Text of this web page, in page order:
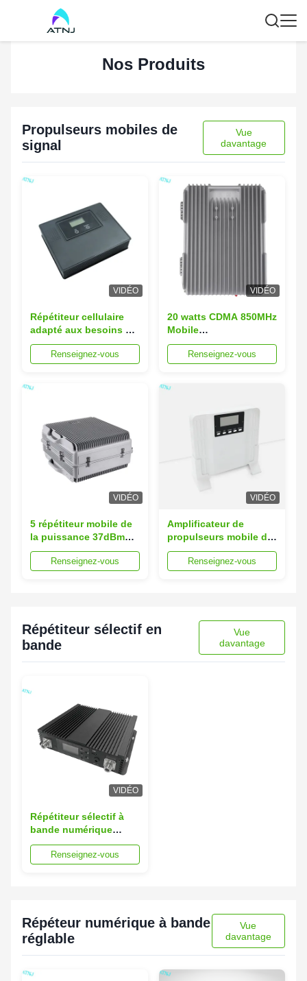
Nos Produits
Propulseurs mobiles de
signal
Vue
davantage
VIDÉO
Répétiteur cellulaire
adapté aux besoins du
client de GSM de
propulseurs mobiles
Renseignez-vous
VIDÉO
20 watts CDMA 850MHz
Mobile
Booster/Amplificateur
à bande unique
Renseignez-vous
VIDÉO
5 répétiteur mobile de
la puissance 37dBm
4G de renforceur de
réseau du watt
Renseignez-vous
VIDÉO
Amplificateur de
propulseurs mobile de
signal du gain 70dB
avec la fonction de
Renseignez-vous
Répétiteur sélectif en
bande
Vue
davantage
VIDÉO
Répétiteur sélectif à
bande numérique
tribande 900 1800 2100
MHz Personnalisé pour
Renseignez-vous
Répéteur numérique à bande
réglable
Vue
davantage